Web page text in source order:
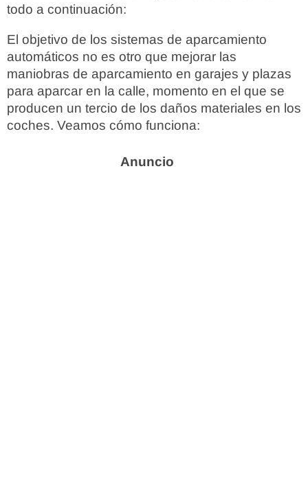
todo a continuación:
El objetivo de los sistemas de aparcamiento
automáticos no es otro que mejorar las
maniobras de aparcamiento en garajes y plazas
para aparcar en la calle, momento en el que se
producen un tercio de los daños materiales en los
coches. Veamos cómo funciona: